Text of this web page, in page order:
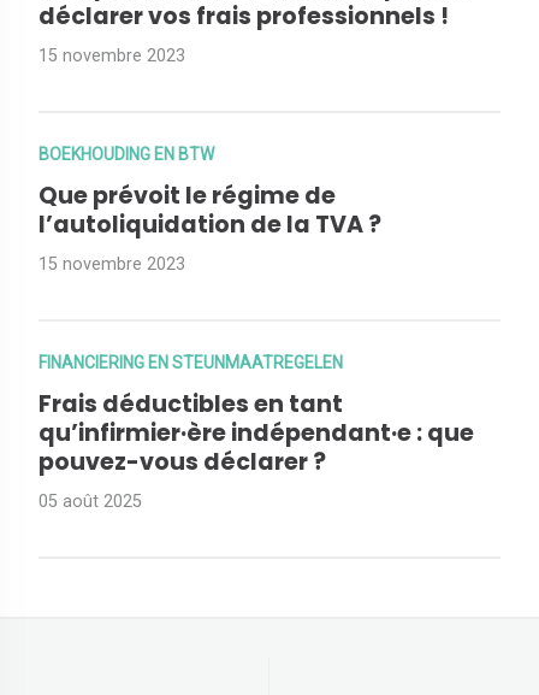
déclarer vos frais professionnels !
15 novembre 2023
BOEKHOUDING EN BTW
Que prévoit le régime de
l’autoliquidation de la TVA ?
15 novembre 2023
FINANCIERING EN STEUNMAATREGELEN
Frais déductibles en tant
qu’infirmier·ère indépendant·e : que
pouvez-vous déclarer ?
05 août 2025